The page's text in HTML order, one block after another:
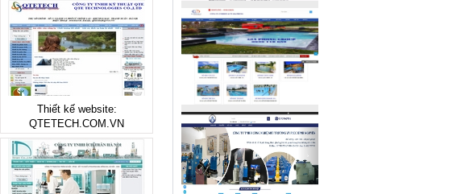
Thiết kế website:
QTETECH.COM.VN